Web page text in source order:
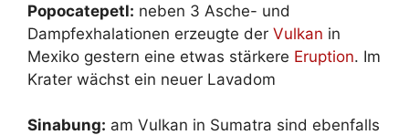
Popocatepetl: neben 3 Asche- und
Dampfexhalationen erzeugte der Vulkan in
Mexiko gestern eine etwas stärkere Eruption. Im
Krater wächst ein neuer Lavadom
Sinabung: am Vulkan in Sumatra sind ebenfalls